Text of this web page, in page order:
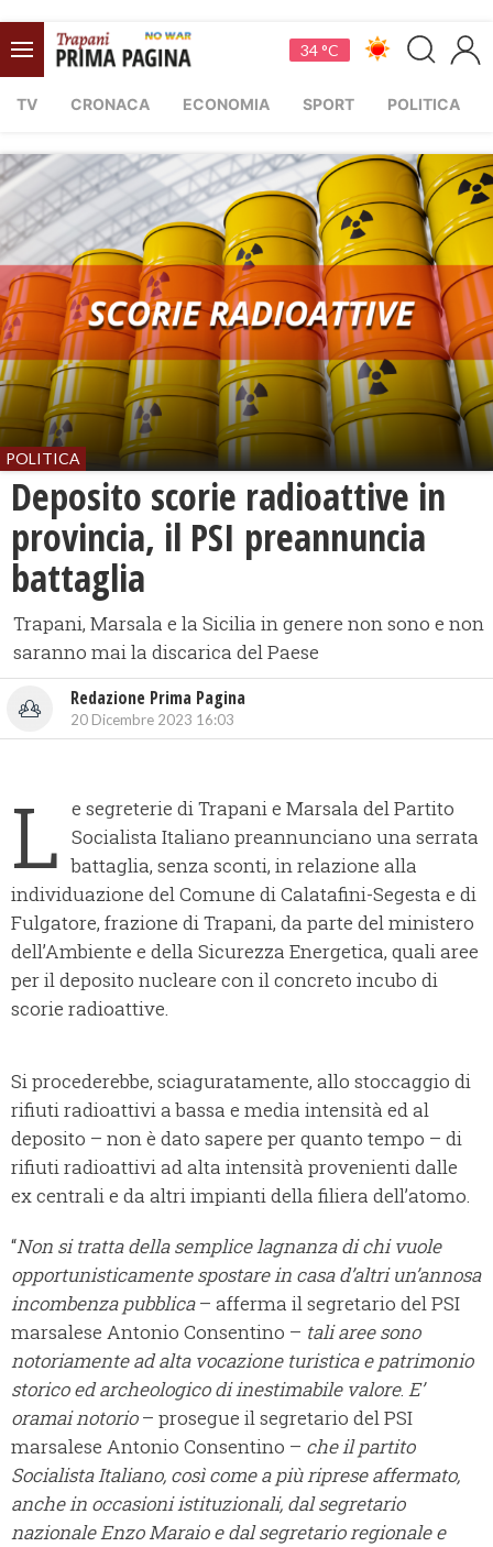
34 °C
TV CRONACA ECONOMIA SPORT POLITICA
POLITICA
Deposito scorie radioattive in
provincia, il PSI preannuncia
battaglia
Trapani, Marsala e la Sicilia in genere non sono e non
saranno mai la discarica del Paese
Redazione Prima Pagina
20 Dicembre 2023 16:03
L e segreterie di Trapani e Marsala del Partito
Socialista Italiano preannunciano una serrata
battaglia, senza sconti, in relazione alla
individuazione del Comune di Calatafini-Segesta e di
Fulgatore, frazione di Trapani, da parte del ministero
dell’Ambiente e della Sicurezza Energetica, quali aree
per il deposito nucleare con il concreto incubo di
scorie radioattive.
Si procederebbe, sciaguratamente, allo stoccaggio di
rifiuti radioattivi a bassa e media intensità ed al
deposito – non è dato sapere per quanto tempo – di
rifiuti radioattivi ad alta intensità provenienti dalle
ex centrali e da altri impianti della filiera dell’atomo.
“Non si tratta della semplice lagnanza di chi vuole
opportunisticamente spostare in casa d’altri un’annosa
incombenza pubblica– afferma il segretario del PSI
marsalese Antonio Consentino – tali aree sono
notoriamente ad alta vocazione turistica e patrimonio
storico ed archeologico di inestimabile valore. E’
oramai notorio– prosegue il segretario del PSI
marsalese Antonio Consentino – che il partito
Socialista Italiano, così come a più riprese affermato,
anche in occasioni istituzionali, dal segretario
nazionale Enzo Maraio e dal segretario regionale e